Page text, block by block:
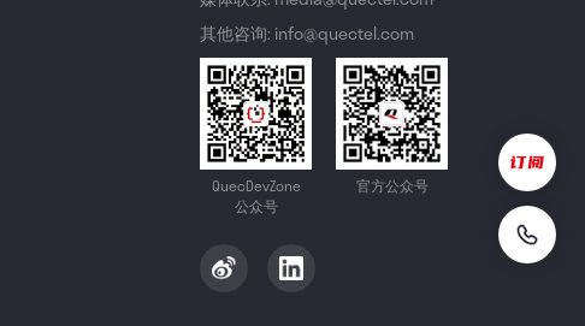
其他咨询: info@quectel.com
QuecDevZone
公众号
官方公众号